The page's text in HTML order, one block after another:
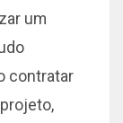
um
contratar